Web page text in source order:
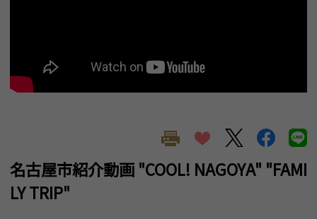
名古屋市紹介動画 "COOL! NAGOYA" "FAMI
LY TRIP"